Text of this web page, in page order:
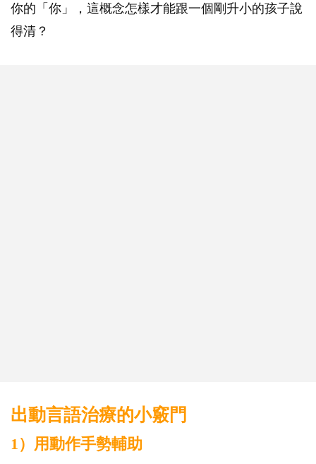
你的「你」，這概念怎樣才能跟一個剛升小的孩子說
得清？
出動言語治療的小竅門
1）用動作手勢輔助